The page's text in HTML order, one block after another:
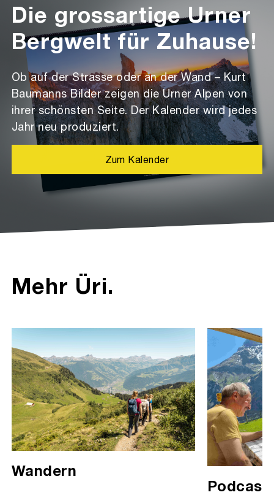
Die grossartige Urner
Bergwelt für Zuhause!
Ob auf der Strasse oder an der Wand – Kurt
Baumanns Bilder zeigen die Urner Alpen von
ihrer schönsten Seite. Der Kalender wird jedes
Jahr neu produziert.
Zum Kalender
Mehr Üri.
Wandern
Podcast